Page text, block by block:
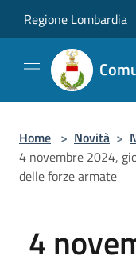
Regione Lombardia
Home > Novità >
4 novembre 2024,
delle forze armate
4